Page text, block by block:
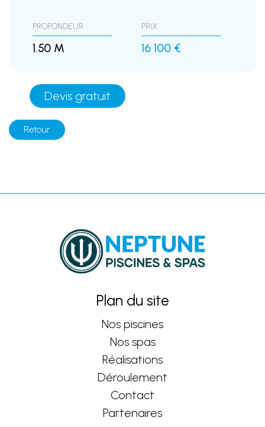
PROFONDEUR
1.50 M
PRIX
16 100 €
Devis gratuit
Retour
Plan du site
Nos piscines
Nos spas
Réalisations
Déroulement
Contact
Partenaires